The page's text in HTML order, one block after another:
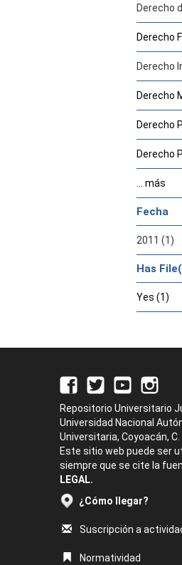
Derecho
Derecho
Derecho
Derecho
Derecho
Derecho
... más
Fecha
2011 (1)
Has
Yes (1)
Repositorio Universitario
Universidad Nacional
Universitaria, Coyoacán, C.
Este sitio web puede ser
siempre que se cite la
LEGAL.
¿Cómo llegar?
Suscripción a
Normatividad